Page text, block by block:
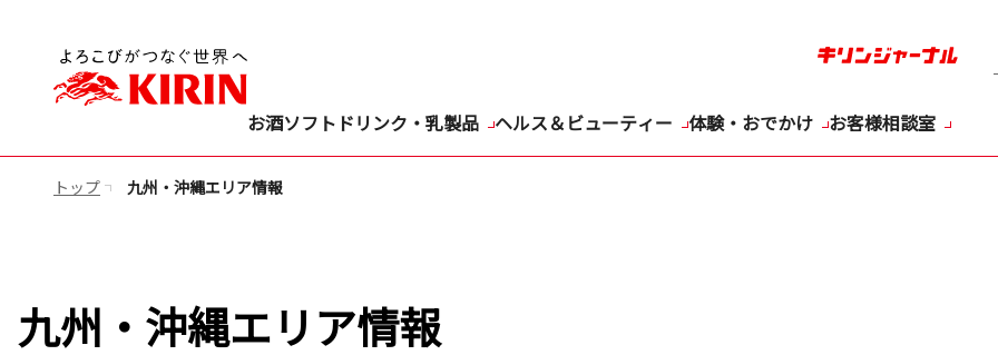
お酒ソフトドリンク・乳製品 ヘルス＆ビューティー 体験・おでかけ お客様相談室
トップ 九州・沖縄エリア情報
九州・沖縄エリア情報